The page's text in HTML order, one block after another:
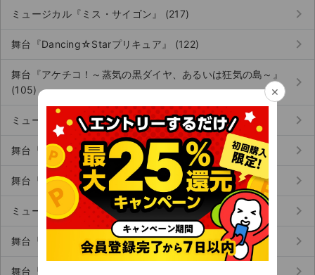
不正転売禁止法について
チケットジャムの取り組み
音楽情報
ミュージカル『ミス・サイゴン』 (217) keyboard_arrow_right
舞台『Dancing☆Starプリキュア』 (122) keyboard_arrow_right
舞台『アケチコ！～蒸気の黒ダイヤ、あるいは狂気の島～』
(105)
keyboard_arrow_right
ミュージカル『美少女戦士セーラームーン』 (44) keyboard_arrow_right
舞台『多聞くん今どっち!?』 (119) keyboard_arrow_right
舞台『刀剣乱舞』（刀ステ） (68) keyboard_arrow_right
ミュージカル『RENT（レント）』 (116) keyboard_arrow_right
舞台『アメリカン・ドリーム』 (84) keyboard_arrow_right
舞台『パレイドリア』 (73) keyboard_arrow_right
×